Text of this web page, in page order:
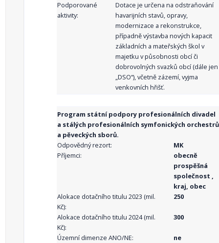
Podporované
aktivity:
Dotace je určena na odstraňování
havarijních stavů, opravy,
modernizace a rekonstrukce,
případně výstavba nových kapacit
základních a mateřských škol v
majetku v působnosti obcí či
dobrovolných svazků obcí (dále jen
„DSO“), včetně zázemí, vyjma
venkovních hřišť.
Program státní podpory profesionálních divadel
a stálých profesionálních symfonických orchestrů
a pěveckých sborů.
Odpovědný rezort:
MK
Příjemci:
obecně
prospěšná
společnost ,
kraj, obec
Alokace dotačního titulu 2023 (mil.
Kč):
250
Alokace dotačního titulu 2024 (mil.
Kč):
300
Územní dimenze ANO/NE:
ne